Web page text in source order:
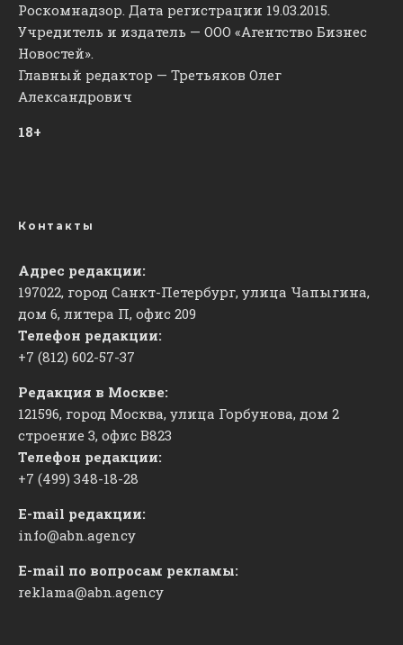
Роскомнадзор. Дата регистрации 19.03.2015.
Учредитель и издатель — ООО «Агентство Бизнес
Новостей».
Главный редактор — Третьяков Олег
Александрович
18+
Контакты
Адрес редакции:
197022, город Санкт-Петербург, улица Чапыгина,
дом 6, литера П, офис 209
Телефон редакции:
+7 (812) 602-57-37
Редакция в Москве:
121596, город Москва, улица Горбунова, дом 2
строение 3, офис ​В823
Телефон редакции:
+7 (499) 348-18-28
E-mail редакции:
info@abn.agency
E-mail по вопросам рекламы:
reklama@abn.agency